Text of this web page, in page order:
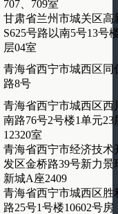
707、709室
甘肃省兰州市城关区高
S625号路以南5号13号
层04室
青海省西宁市城西区同
路8号
青海省西宁市城西区西
南路76号2号楼1单元23
12320室
青海省西宁市经济技术
发区金桥路39号新力景
新城A座2409
青海省西宁市城西区胜
路25号1号楼10602号房